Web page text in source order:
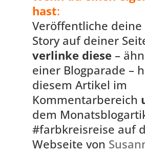
hast:
Veröffentliche deine
Story auf deiner
verlinke diese –
einer Blogparade –
diesem Artikel im
Kommentarbereich
dem
#farbkreisreise auf
Webseite von